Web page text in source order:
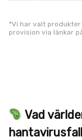
*Vi har valt
provision via länkar
Vad